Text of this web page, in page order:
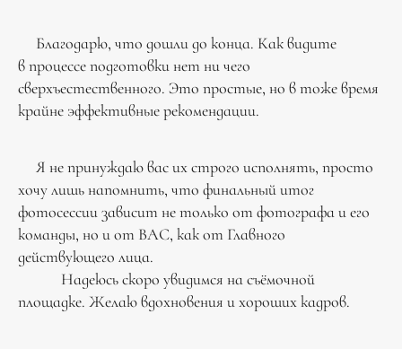
Благодарю, что дошли до конца. Как видите
в процессе подготовки нет ни чего
сверхъестественного. Это простые, но в тоже время
крайне эффективные рекомендации.
Я не принуждаю вас их строго исполнять, просто
хочу лишь напомнить, что финальный итог
фотосессии зависит не только от фотографа и его
команды, но и от ВАС, как от Главного
действующего лица.
Надеюсь скоро увидимся на съёмочной
площадке. Желаю вдохновения и хороших кадров.